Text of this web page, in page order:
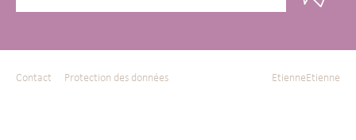
Contact Protection des données EtienneEtienne